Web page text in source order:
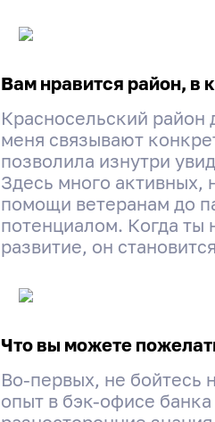
Вам нравится район, в
Красносельский
меня связывают
позволила изнутри
Здесь много
помощи ветеранам до
потенциалом. Когда ты
развитие, он
Что вы можете
Во-первых, не бойтесь
опыт в бэк-офисе